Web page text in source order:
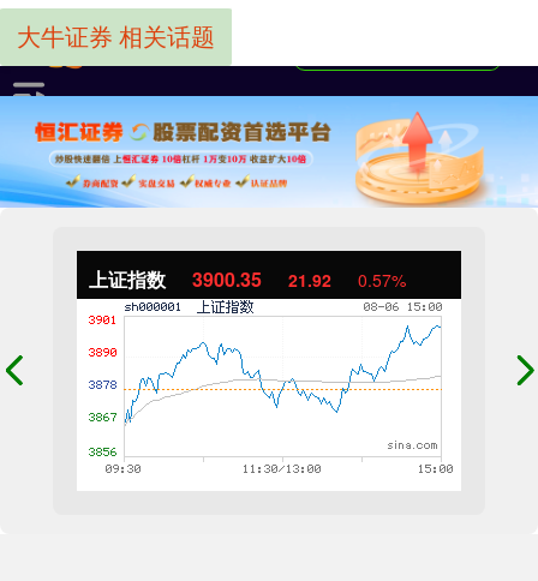
上证指数 3900.35 21.92 0.57%
大牛证券 相关话题